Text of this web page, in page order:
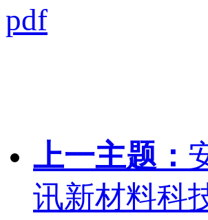
pdf
上一主题：
讯新材料科